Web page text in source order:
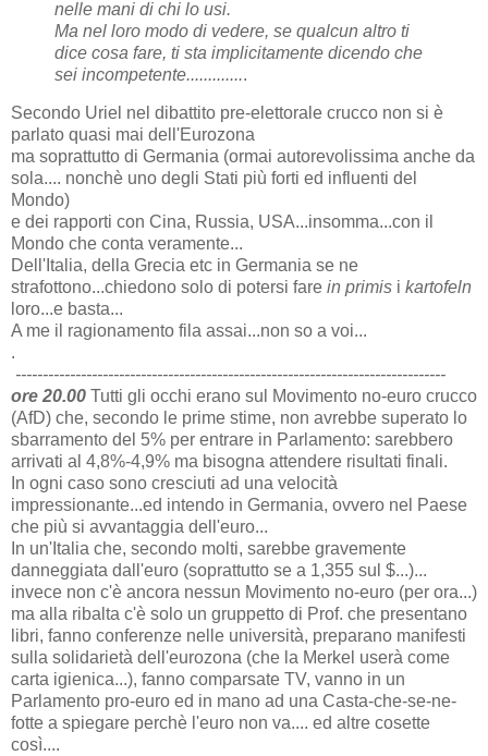
nelle mani di chi lo usi.
Ma nel loro modo di vedere, se qualcun altro ti
dice cosa fare, ti sta implicitamente dicendo che
sei incompetente..............
Secondo Uriel nel dibattito pre-elettorale crucco non si è
parlato quasi mai dell'Eurozona
ma soprattutto di Germania (ormai autorevolissima anche da
sola.... nonchè uno degli Stati più forti ed influenti del
Mondo)
e dei rapporti con Cina, Russia, USA...insomma...con il
Mondo che conta veramente...
Dell'Italia, della Grecia etc in Germania se ne
strafottono...chiedono solo di potersi fare in primis i kartofeln
loro...e basta...
A me il ragionamento fila assai...non so a voi...
.
-------------------------------------------------------------------------------
ore 20.00 Tutti gli occhi erano sul Movimento no-euro crucco
(AfD) che, secondo le prime stime, non avrebbe superato lo
sbarramento del 5% per entrare in Parlamento: sarebbero
arrivati al 4,8%-4,9% ma bisogna attendere risultati finali.
In ogni caso sono cresciuti ad una velocità
impressionante...ed intendo in Germania, ovvero nel Paese
che più si avvantaggia dell'euro...
In un'Italia che, secondo molti, sarebbe gravemente
danneggiata dall'euro (soprattutto se a 1,355 sul $...)...
invece non c'è ancora nessun Movimento no-euro (per ora...)
ma alla ribalta c'è solo un gruppetto di Prof. che presentano
libri, fanno conferenze nelle università, preparano manifesti
sulla solidarietà dell'eurozona (che la Merkel userà come
carta igienica...), fanno comparsate TV, vanno in un
Parlamento pro-euro ed in mano ad una Casta-che-se-ne-
fotte a spiegare perchè l'euro non va.... ed altre cosette
così....